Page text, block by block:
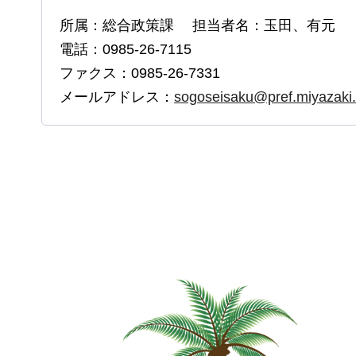
所属：総合政策課 担当者名：玉田、有元
電話：0985-26-7115
ファクス：0985-26-7331
メールアドレス：